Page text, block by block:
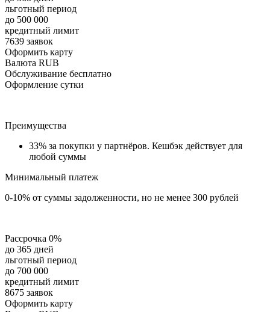
льготный период
до 500 000
кредитный лимит
7639 заявок
Оформить карту
Валюта RUB
Обслуживание бесплатно
Оформление сутки
Преимущества
33% за покупки у партнёров. Кешбэк действует для
любой суммы
Минимальный платеж
0-10% от суммы задолженности, но не менее 300 рублей
Рассрочка 0%
до 365 дней
льготный период
до 700 000
кредитный лимит
8675 заявок
Оформить карту